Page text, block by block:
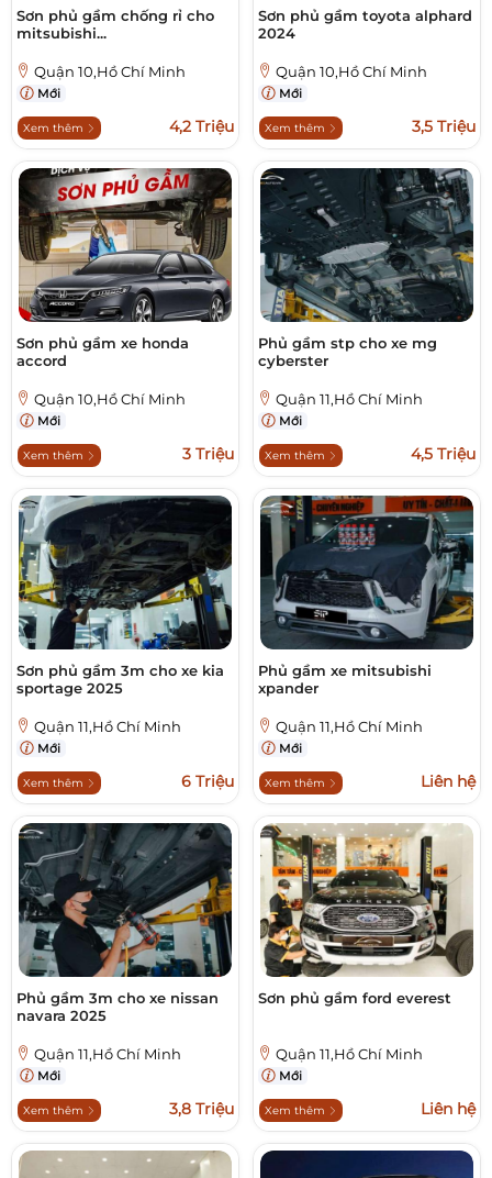
Sơn phủ gầm chống rỉ cho
mitsubishi...
Quận 10,Hồ Chí Minh
Mới
Xem thêm 4,2 Triệu
Sơn phủ gầm toyota alphard
2024
Quận 10,Hồ Chí Minh
Mới
Xem thêm 3,5 Triệu
Sơn phủ gầm xe honda
accord
Quận 10,Hồ Chí Minh
Mới
Xem thêm 3 Triệu
Phủ gầm stp cho xe mg
cyberster
Quận 11,Hồ Chí Minh
Mới
Xem thêm 4,5 Triệu
Sơn phủ gầm 3m cho xe kia
sportage 2025
Quận 11,Hồ Chí Minh
Mới
Xem thêm 6 Triệu
Phủ gầm xe mitsubishi
xpander
Quận 11,Hồ Chí Minh
Mới
Xem thêm Liên hệ
Phủ gầm 3m cho xe nissan
navara 2025
Quận 11,Hồ Chí Minh
Mới
Xem thêm 3,8 Triệu
Sơn phủ gầm ford everest
Quận 11,Hồ Chí Minh
Mới
Xem thêm Liên hệ